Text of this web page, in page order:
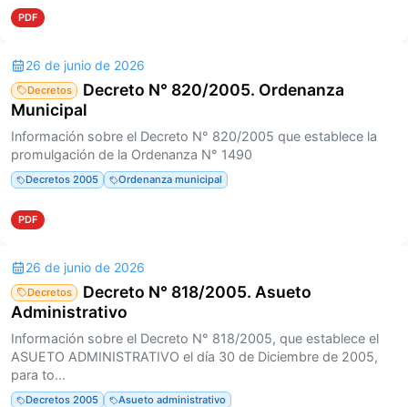
PDF
26 de junio de 2026
Decretos
Decreto N° 820/2005. Ordenanza
Municipal
Información sobre el Decreto N° 820/2005 que establece la
promulgación de la Ordenanza N° 1490
Decretos 2005 Ordenanza municipal
PDF
26 de junio de 2026
Decretos
Decreto N° 818/2005. Asueto
Administrativo
Información sobre el Decreto N° 818/2005, que establece el
ASUETO ADMINISTRATIVO el día 30 de Diciembre de 2005,
para to...
Decretos 2005 Asueto administrativo